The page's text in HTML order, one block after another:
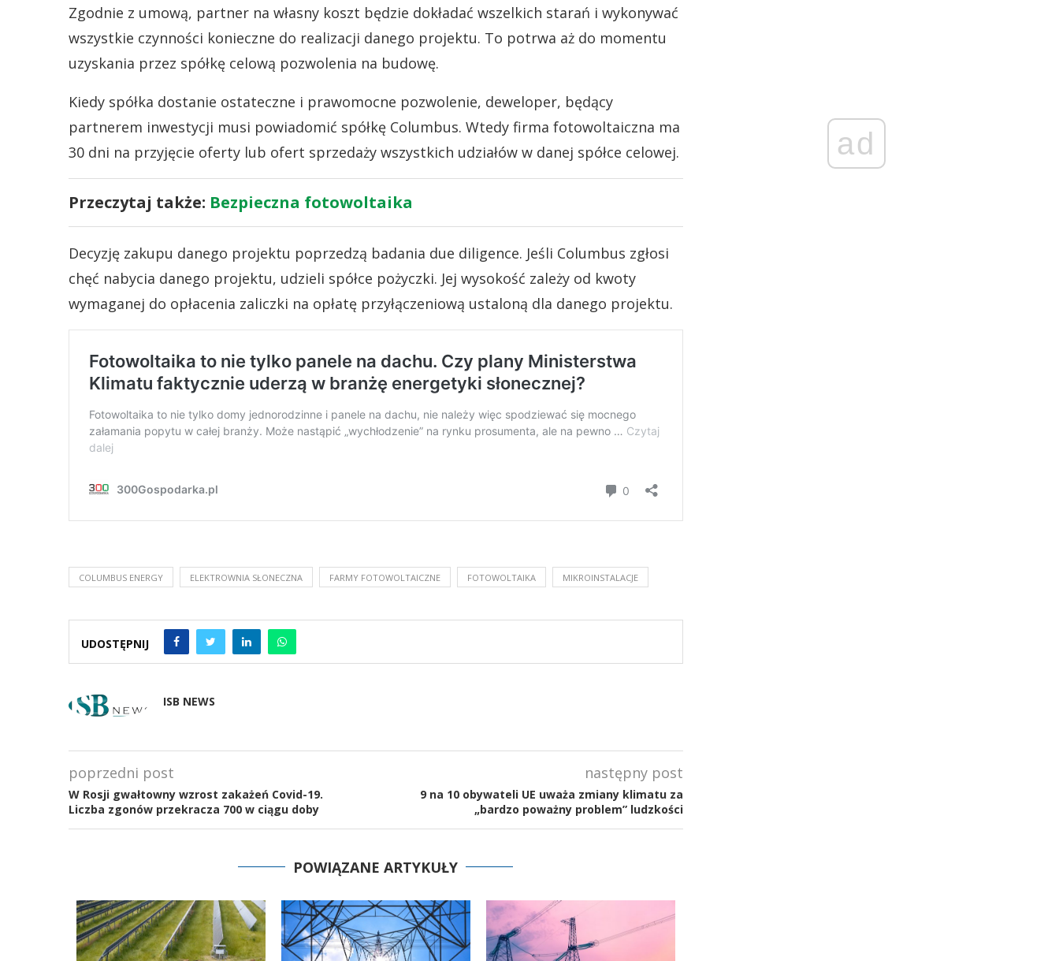
Zgodnie z umową, partner na własny koszt będzie dokładać wszelkich starań i wykonywać
wszystkie czynności konieczne do realizacji danego projektu. To potrwa aż do momentu
uzyskania przez spółkę celową pozwolenia na budowę.
Kiedy spółka dostanie ostateczne i prawomocne pozwolenie, deweloper, będący
partnerem inwestycji musi powiadomić spółkę Columbus. Wtedy firma fotowoltaiczna ma
30 dni na przyjęcie oferty lub ofert sprzedaży wszystkich udziałów w danej spółce celowej.
Przeczytaj także: Bezpieczna fotowoltaika
Decyzję zakupu danego projektu poprzedzą badania due diligence. Jeśli Columbus zgłosi
chęć nabycia danego projektu, udzieli spółce pożyczki. Jej wysokość zależy od kwoty
wymaganej do opłacenia zaliczki na opłatę przyłączeniową ustaloną dla danego projektu.
COLUMBUS ENERGY ELEKTROWNIA SŁONECZNA FARMY FOTOWOLTAICZNE FOTOWOLTAIKA MIKROINSTALACJE
UDOSTĘPNIJ
ISB NEWS
poprzedni post
W Rosji gwałtowny wzrost zakażeń Covid-19.
Liczba zgonów przekracza 700 w ciągu doby
następny post
9 na 10 obywateli UE uważa zmiany klimatu za
„bardzo poważny problem” ludzkości
POWIĄZANE ARTYKUŁY
ad